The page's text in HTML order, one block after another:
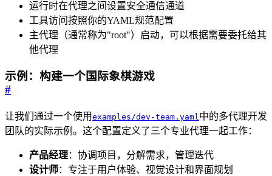
运行时在代理之间设置安全通信通道
工具访问按照你的YAML规范配置
主代理（通常称为"root"）启动，可以根据需要委托给其
他代理
示例：构建一个国际象棋游戏
#
让我们通过一个使用 examples/dev-team.yaml中的多代理开发
团队的实际示例。这个配置定义了三个专业代理一起工作：
产品经理：协调项目，分解需求，管理迭代
设计师：专注于用户体验、视觉设计和界面规划